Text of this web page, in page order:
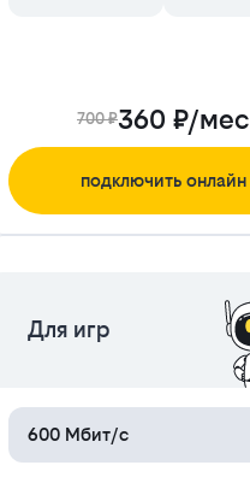
700 ₽360 ₽/мес
подключить онлайн
Для игр
600 Мбит/с